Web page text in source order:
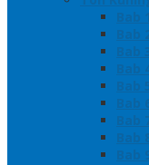
Bab
Bab
Bab
Bab
Bab
Bab
Bab
Bab
Bab